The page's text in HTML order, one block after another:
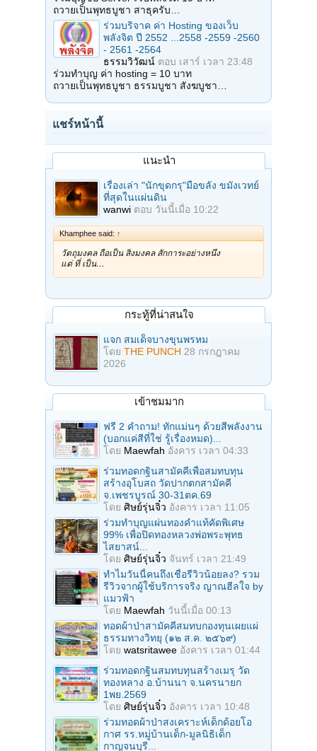
ถวายเป็นพุทธบูชา สาธุครับ…
ร่วมบริจาค ค่า Hosting ของเว็บ
พลังจิต ปี 2552 ...2558 -2559 -2560
- 2561 -2564
ธรรมวิวัฒน์ ตอบ เสาร์ เวลา 23:48
ร่วมทำบุญ ค่า hosting = 10 บาท
ถวายเป็นพุทธบูชา ธรรมบูชา สังฆบูชา…
แชร์หน้านี้
แนะนำ
เรื่องเล่า "นักขุดกรุ"มือขลัง ขมังเวทย์
ที่สุดในแผ่นดิน
wanwi ตอบ วันนี้เมื่อ 10:22
Khamphee said: ↑
วัตถุมงคล ถือเป็น สิ่งมงคล สักการะอย่างหนึ่ง
แต่ ที่ เป็น…
กระทู้ที่น่าสนใจ
แจก สมเด็จบางขุนพรหม
โดย THE PUNCH 28 กรกฎาคม
2026
เข้าชมมาก
ฟรี 2 คำถาม! ทักแม่นๆ ด้วยสีพลังงาน
(บอกแค่สีที่ใช่ รู้เรื่องหมด)...
โดย Maewfah อังคาร เวลา 04:33
ร่วมทอดกฐินสามัคคีเพื่อสมทบทุน
สร้างอุโบสถ วัดปากตกสามัคคี
จ.เพชรบูรณ์ 30-31ตค.69
โดย ศิษย์รุ่นจิ๋ว อังคาร เวลา 11:05
ร่วมทําบุญแผ่นทองคำแท้คัดพิเศษ
99% เพื่อปิดทองหลวงพ่อพระพุทธ
ไสยาสน์...
โดย ศิษย์รุ่นจิ๋ว จันทร์ เวลา 21:49
ทำไมวันนี้คนถึงเชื่อรีวิวน้อยลง? รวม
รีวิวจากผู้ใช้บริการจริง ญาณฮีลใจ by
แมวฟ้า
โดย Maewfah วันนี้เมื่อ 00:13
ทอดผ้าป่าสามัคคีสมทบกองทุนเผยแผ่
ธรรมทางวิทยุ (๑๒ ส.ค. ๒๕๖๙)
โดย watsritawee อังคาร เวลา 01:44
ร่วมทอดกฐินสมทบทุนสร้างเมรุ วัด
ทองหลาง อ.บ้านนา จ.นครนายก
1พย.2569
โดย ศิษย์รุ่นจิ๋ว อังคาร เวลา 10:48
ร่วมทอดผ้าป่าสงเคราะห์เด็กด้อยโอ
กาศ รร.หมู่บ้านเด็ก-มูลนิธิเด็ก
กาญจนบุรี...